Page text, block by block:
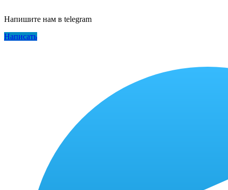
Напишите нам в telegram
Написать